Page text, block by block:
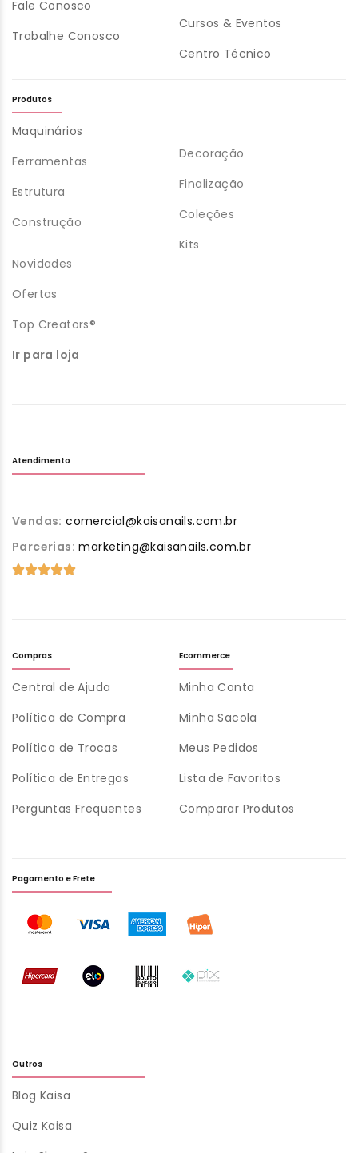
Fale Conosco
Trabalhe Conosco
Cursos & Eventos
Centro Técnico
Produtos
Maquinários
Ferramentas
Estrutura
Construção
Decoração
Finalização
Coleções
Kits
Novidades
Ofertas
Top Creators®
Ir para loja
Atendimento
Vendas: comercial@kaisanails.com.br
Parcerias: marketing@kaisanails.com.br
Compras
Central de Ajuda
Política de Compra
Política de Trocas
Política de Entregas
Perguntas Frequentes
Ecommerce
Minha Conta
Minha Sacola
Meus Pedidos
Lista de Favoritos
Comparar Produtos
Outros
Blog Kaisa
Quiz Kaisa
Pagamento e Frete